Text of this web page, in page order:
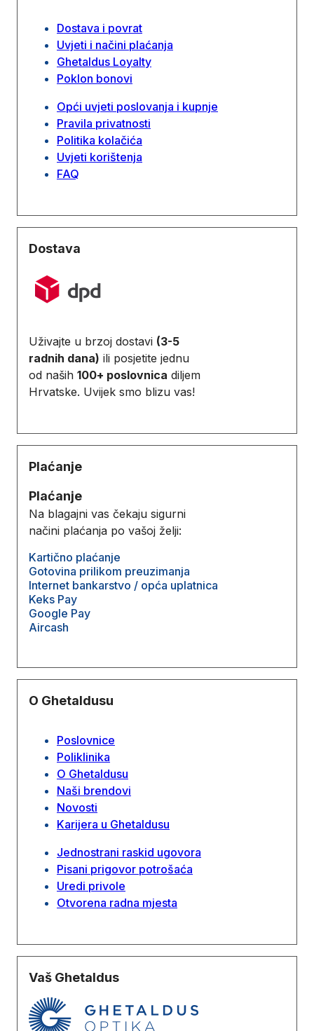
Dostava i povrat
Uvjeti i načini plaćanja
Ghetaldus Loyalty
Poklon bonovi
Opći uvjeti poslovanja i kupnje
Pravila privatnosti
Politika kolačića
Uvjeti korištenja
FAQ
Dostava
Uživajte u brzoj dostavi (3-5
radnih dana) ili posjetite jednu
od naših 100+ poslovnica diljem
Hrvatske. Uvijek smo blizu vas!
Plaćanje
Plaćanje
Na blagajni vas čekaju sigurni
načini plaćanja po vašoj želji:
Kartično plaćanje
Gotovina prilikom preuzimanja
Internet bankarstvo / opća uplatnica
Keks Pay
Google Pay
Aircash
O Ghetaldusu
Poslovnice
Poliklinika
O Ghetaldusu
Naši brendovi
Novosti
Karijera u Ghetaldusu
Jednostrani raskid ugovora
Pisani prigovor potrošaća
Uredi privole
Otvorena radna mjesta
Vaš Ghetaldus